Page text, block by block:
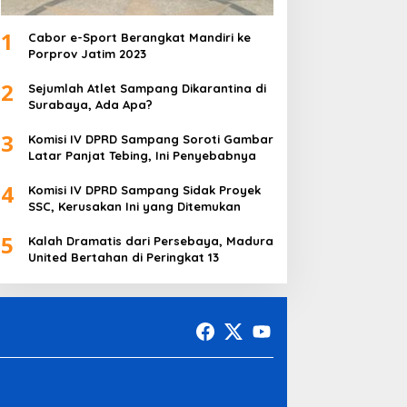
1
Cabor e-Sport Berangkat Mandiri ke
Porprov Jatim 2023
2
Sejumlah Atlet Sampang Dikarantina di
Surabaya, Ada Apa?
3
Komisi IV DPRD Sampang Soroti Gambar
Latar Panjat Tebing, Ini Penyebabnya
4
Komisi IV DPRD Sampang Sidak Proyek
SSC, Kerusakan Ini yang Ditemukan
5
Kalah Dramatis dari Persebaya, Madura
United Bertahan di Peringkat 13